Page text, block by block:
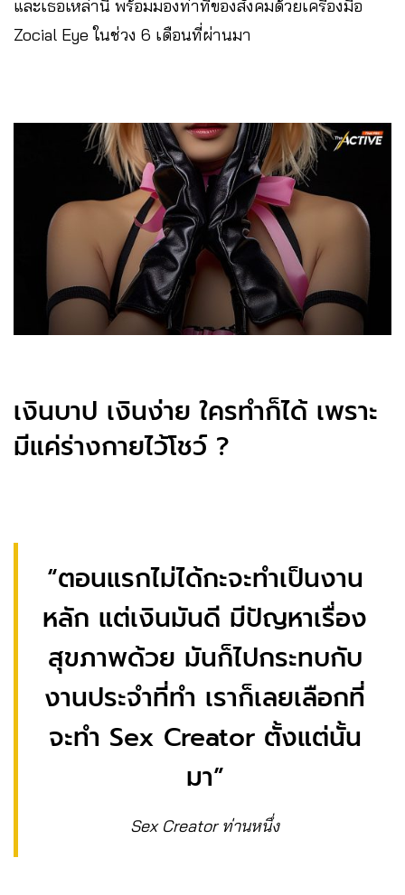
และเธอเหล่านี้ พร้อมมองท่าทีของสังคมด้วยเครื่องมือ
Zocial Eye ในช่วง 6 เดือนที่ผ่านมา
เงินบาป เงินง่าย ใครทำก็ได้ เพราะ
มีแค่ร่างกายไว้โชว์ ?
“ตอนแรกไม่ได้กะจะทำเป็นงาน
หลัก แต่เงินมันดี มีปัญหาเรื่อง
สุขภาพด้วย มันก็ไปกระทบกับ
งานประจำที่ทำ เราก็เลยเลือกที่
จะทำ Sex Creator ตั้งแต่นั้น
มา”
Sex Creator ท่านหนึ่ง